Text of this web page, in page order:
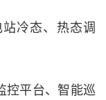
冷态、热态调
控平台、智能巡